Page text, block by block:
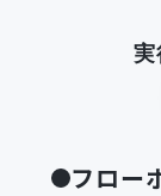
実
フロー